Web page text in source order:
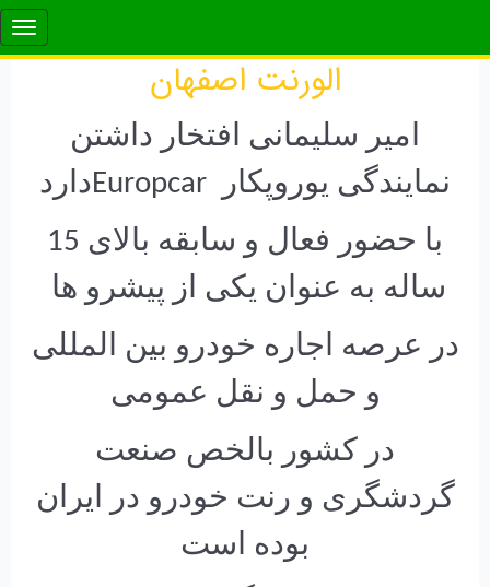
الورنت اصفهان
امیر سلیمانی افتخار داشتن
نمایندگی یوروپکار Europcarدارد
با حضور فعال و سابقه بالای 15
ساله به عنوان یکی از پیشرو ها
در عرصه اجاره خودرو بین المللی
و حمل و نقل عمومی
در کشور بالخص صنعت
گردشگری و رنت خودرو در ایران
بوده است